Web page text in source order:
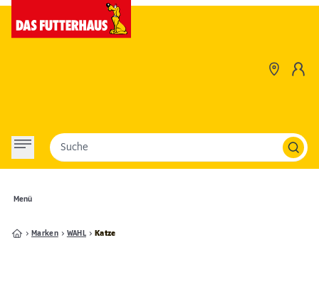
Menü
Suche
Marken WAHL Katze